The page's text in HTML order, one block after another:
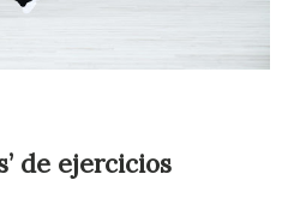
de ejercicios